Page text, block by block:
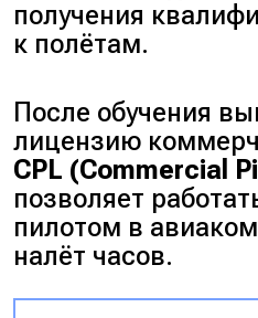
получения
к полётам.
После обучения
лицензию
CPL (Commercial
позволяет
пилотом в
налёт часов.